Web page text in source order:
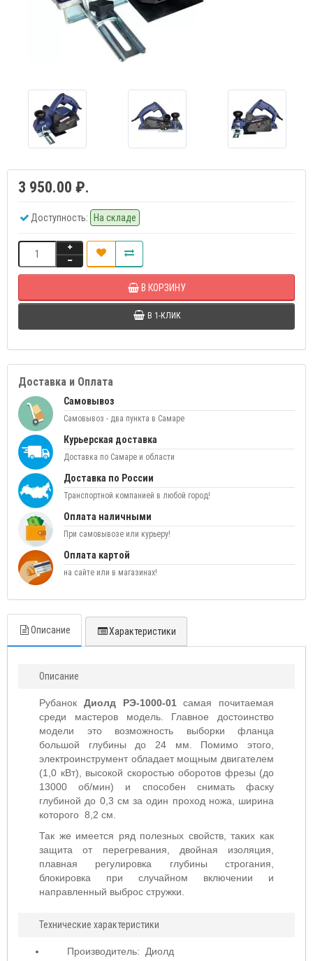
3 950.00 ₽.
Доступность: На складе
В КОРЗИНУ
В 1-КЛИК
Доставка и Оплата
Самовывоз
Самовывоз - два пункта в Самаре
Курьерская доставка
Доставка по Самаре и области
Доставка по России
Транспортной компанией в любой город!
Оплата наличными
При самовывозе или курьеру!
Оплата картой
на сайте или в магазинах!
Описание Характеристики
Описание
Рубанок Диолд РЭ-1000-01самая почитаемая
среди мастеров модель. Главное достоинство
модели это возможность выборки фланца
большой глубины до 24 мм. Помимо этого,
электроинструмент обладает мощным двигателем
(1,0 кВт), высокой скоростью оборотов фрезы (до
13000 об/мин) и способен снимать фаску
глубиной до 0,3 см за один проход ножа, ширина
которого 8,2 см.
Так же имеется ряд полезных свойств, таких как
защита от перегревания, двойная изоляция,
плавная регулировка глубины строгания,
блокировка при случайном включении и
направленный выброс стружки.
Технические характеристики
Производитель: Диолд